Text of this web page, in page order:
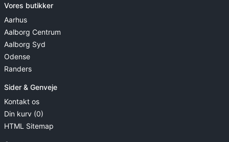
Vores butikker
Aarhus
Aalborg Centrum
Aalborg Syd
Odense
Randers
Sider & Genveje
Kontakt os
Din kurv (0)
HTML Sitemap